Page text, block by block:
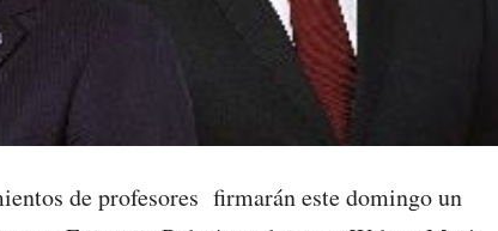
de profesores firmarán este domingo un